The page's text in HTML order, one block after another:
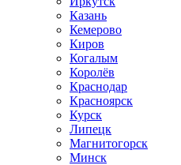
Казань
Кемерово
Киров
Когалым
Королёв
Краснодар
Красноярск
Курск
Липецк
Магнитогорск
Минск